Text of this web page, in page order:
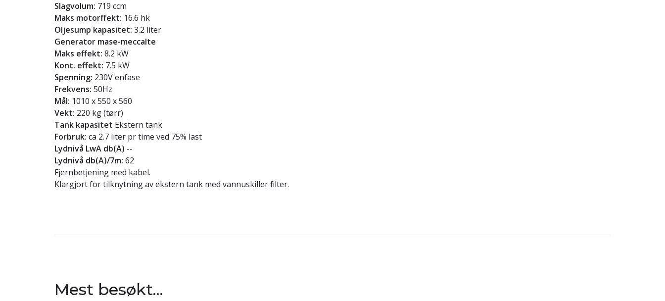
Slagvolum: 719 ccm
Maks motorffekt: 16.6 hk
Oljesump kapasitet: 3.2 liter
Generator mase-meccalte
Maks effekt: 8.2 kW
Kont. effekt: 7.5 kW
Spenning: 230V enfase
Frekvens: 50Hz
Mål: 1010 x 550 x 560
Vekt: 220 kg (tørr)
Tank kapasitet Ekstern tank
Forbruk: ca 2.7 liter pr time ved 75% last
Lydnivå LwA db(A) --
Lydnivå db(A)/7m: 62
Fjernbetjening med kabel.
Klargjort for tilknytning av ekstern tank med vannuskiller filter.
Mest besøkt...